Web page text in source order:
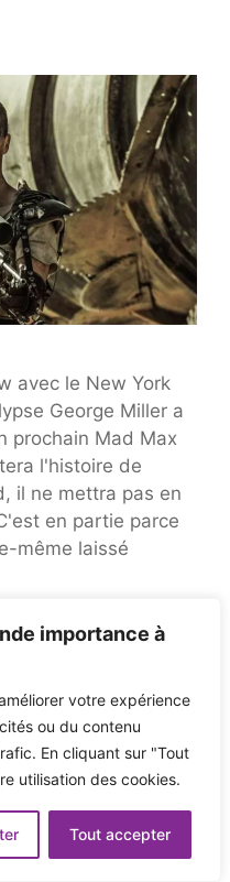
importance à
votre expérience
ou du contenu
En cliquant sur "Tout
utilisation des cookies.
Tout accepter
avec le New York
George Miller a
prochain Mad Max
l'histoire de
il ne mettra pas en
en partie parce
même laissé
de